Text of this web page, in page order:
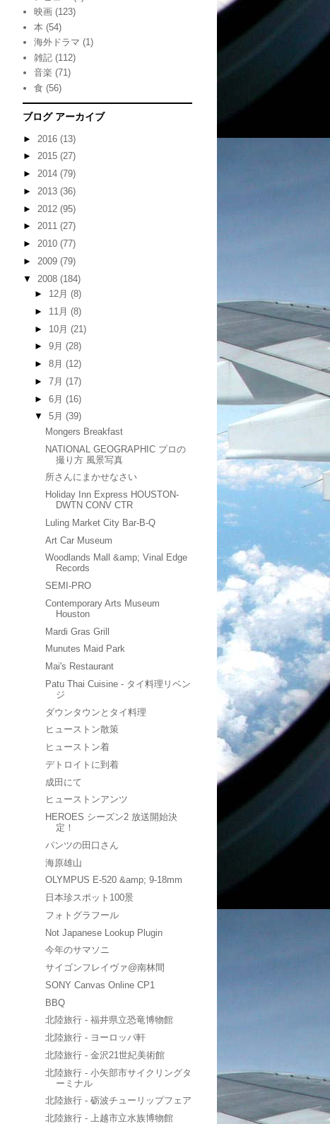
映画 (123)
本 (54)
海外ドラマ (1)
雑記 (112)
音楽 (71)
食 (56)
ブログ アーカイブ
► 2016 (13)
► 2015 (27)
► 2014 (79)
► 2013 (36)
► 2012 (95)
► 2011 (27)
► 2010 (77)
► 2009 (79)
▼ 2008 (184)
► 12月 (8)
► 11月 (8)
► 10月 (21)
► 9月 (28)
► 8月 (12)
► 7月 (17)
► 6月 (16)
▼ 5月 (39)
Mongers Breakfast
NATIONAL GEOGRAPHIC プロの
撮り方 風景写真
所さんにまかせなさい
Holiday Inn Express HOUSTON-
DWTN CONV CTR
Luling Market City Bar-B-Q
Art Car Museum
Woodlands Mall &amp; Vinal Edge
Records
SEMI-PRO
Contemporary Arts Museum
Houston
Mardi Gras Grill
Munutes Maid Park
Mai's Restaurant
Patu Thai Cuisine - タイ料理リベン
ジ
ダウンタウンとタイ料理
ヒューストン散策
ヒューストン着
デトロイトに到着
成田にて
ヒューストンアンツ
HEROES シーズン2 放送開始決
定！
パンツの田口さん
海原雄山
OLYMPUS E-520 &amp; 9-18mm
日本珍スポット100景
フォトグラフール
Not Japanese Lookup Plugin
今年のサマソニ
サイゴンフレイヴァ@南林間
SONY Canvas Online CP1
BBQ
北陸旅行 - 福井県立恐竜博物館
北陸旅行 - ヨーロッパ軒
北陸旅行 - 金沢21世紀美術館
北陸旅行 - 小矢部市サイクリングタ
ーミナル
北陸旅行 - 砺波チューリップフェア
北陸旅行 - 上越市立水族博物館